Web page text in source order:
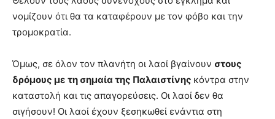
νομίζουν ότι θα τα καταφέρουν με τον φόβο και την
τρομοκρατία.
Όμως, σε όλον τον πλανήτη οι λαοί βγαίνουν στους
δρόμους με τη σημαία της Παλαιστίνης κόντρα στην
καταστολή και τις απαγορεύσεις. Οι λαοί δεν θα
σιγήσουν! Οι λαοί έχουν ξεσηκωθεί ενάντια στη